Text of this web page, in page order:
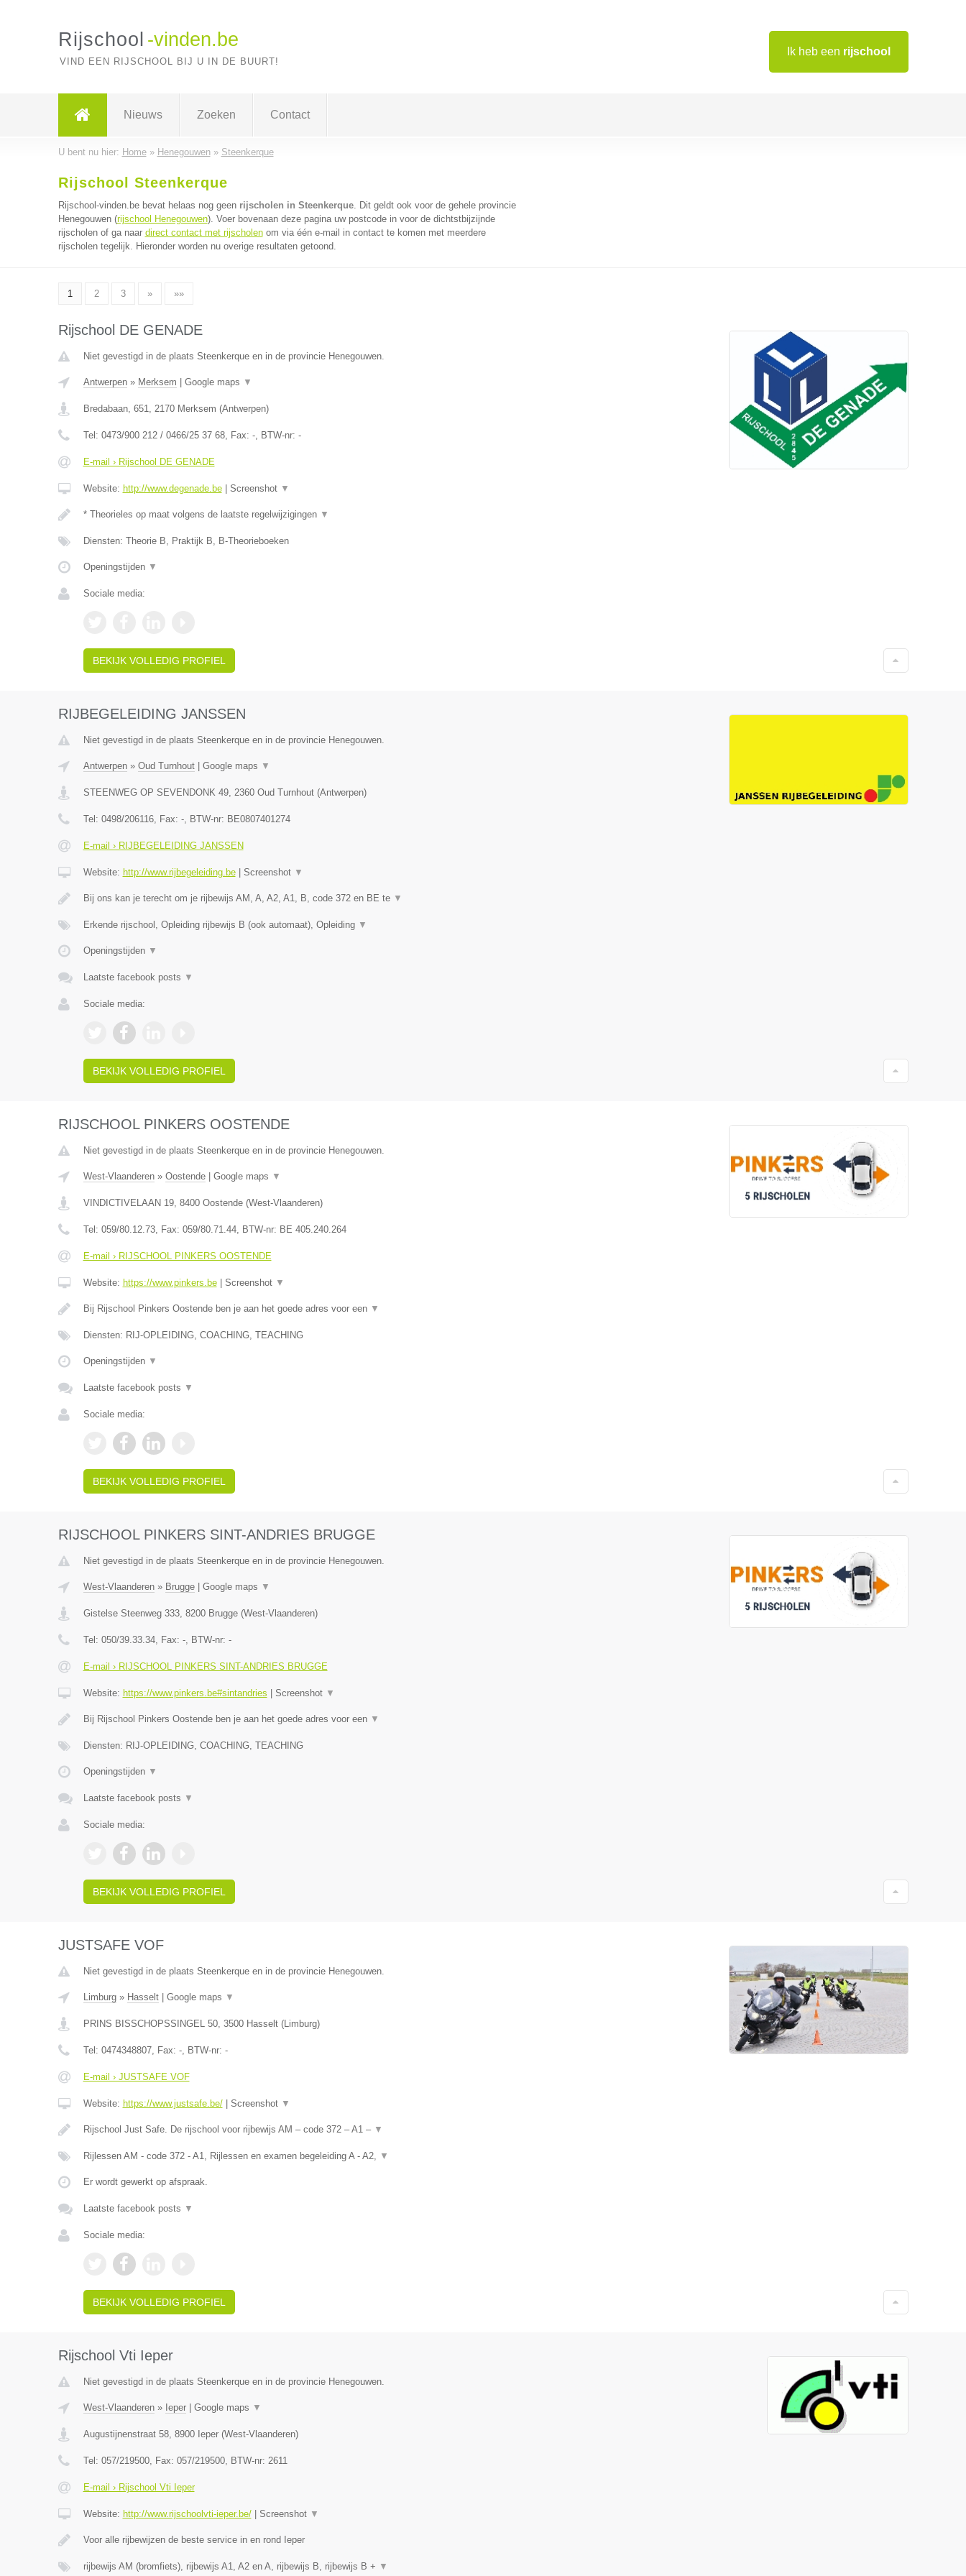
Ik heb een rijschool
Rijschool -vinden.be
VIND EEN RIJSCHOOL BIJ U IN DE BUURT!
Nieuws Zoeken Contact
U bent nu hier: Home» Henegouwen» Steenkerque
Rijschool Steenkerque
Rijschool-vinden.be bevat helaas nog geen rijscholen in Steenkerque. Dit geldt ook voor de gehele provincie
Henegouwen (rijschool Henegouwen). Voer bovenaan deze pagina uw postcode in voor de dichtstbijzijnde
rijscholen of ga naar direct contact met rijscholenom via één e-mail in contact te komen met meerdere
rijscholen tegelijk. Hieronder worden nu overige resultaten getoond.
1 2 3 » »»
Rijschool DE GENADE
Niet gevestigd in de plaats Steenkerque en in de provincie Henegouwen.
Antwerpen» Merksem Google maps ▼
Bredabaan, 651, 2170 Merksem (Antwerpen)
Tel: 0473/900 212 / 0466/25 37 68, Fax: -, BTW-nr: -
E-mail › Rijschool DE GENADE
Website: http://www.degenade.be| Screenshot ▼
* Theorieles op maat volgens de laatste regelwijzigingen ▼
Diensten: Theorie B, Praktijk B, B-Theorieboeken
Openingstijden ▼
Sociale media:
BEKIJK VOLLEDIG PROFIEL
RIJBEGELEIDING JANSSEN
Niet gevestigd in de plaats Steenkerque en in de provincie Henegouwen.
Antwerpen» Oud Turnhout| Google maps ▼
STEENWEG OP SEVENDONK 49, 2360 Oud Turnhout(Antwerpen)
Tel: 0498/206116, Fax: -, BTW-nr: BE0807401274
E-mail › RIJBEGELEIDING JANSSEN
Website: http://www.rijbegeleiding.be| Screenshot ▼
Bij ons kan je terecht om je rijbewijs AM, A, A2, A1, B, code 372 en BE te ▼
Erkende rijschool, Opleiding rijbewijs B (ook automaat), Opleiding ▼
Openingstijden ▼
Laatste facebook posts ▼
Sociale media:
BEKIJK VOLLEDIG PROFIEL
RIJSCHOOL PINKERS OOSTENDE
Niet gevestigd in de plaats Steenkerque en in de provincie Henegouwen.
West-Vlaanderen» Oostende| Google maps ▼
VINDICTIVELAAN 19, 8400 Oostende(West-Vlaanderen)
Tel: 059/80.12.73, Fax: 059/80.71.44, BTW-nr: BE 405.240.264
E-mail › RIJSCHOOL PINKERS OOSTENDE
Website: https://www.pinkers.be| Screenshot ▼
Bij Rijschool Pinkers Oostende ben je aan het goede adres voor een ▼
Diensten: RIJ-OPLEIDING, COACHING, TEACHING
Openingstijden ▼
Laatste facebook posts ▼
Sociale media:
BEKIJK VOLLEDIG PROFIEL
RIJSCHOOL PINKERS SINT-ANDRIES BRUGGE
Niet gevestigd in de plaats Steenkerque en in de provincie Henegouwen.
West-Vlaanderen» Brugge| Google maps ▼
Gistelse Steenweg 333, 8200 Brugge(West-Vlaanderen)
Tel: 050/39.33.34, Fax: -, BTW-nr: -
E-mail › RIJSCHOOL PINKERS SINT-ANDRIES BRUGGE
Website: https://www.pinkers.be#sintandries Screenshot ▼
Bij Rijschool Pinkers Oostende ben je aan het goede adres voor een ▼
Diensten: RIJ-OPLEIDING, COACHING, TEACHING
Openingstijden ▼
Laatste facebook posts ▼
Sociale media:
BEKIJK VOLLEDIG PROFIEL
JUSTSAFE VOF
Niet gevestigd in de plaats Steenkerque en in de provincie Henegouwen.
Limburg» Hasselt| Google maps ▼
PRINS BISSCHOPSSINGEL 50, 3500 Hasselt(Limburg)
Tel: 0474348807, Fax: -, BTW-nr: -
E-mail › JUSTSAFE VOF
Website: https://www.justsafe.be/| Screenshot ▼
Rijschool Just Safe. De rijschool voor rijbewijs AM – code 372 – A1 – ▼
Rijlessen AM - code 372 - A1, Rijlessen en examen begeleiding A - A2, ▼
Er wordt gewerkt op afspraak.
Laatste facebook posts ▼
Sociale media:
BEKIJK VOLLEDIG PROFIEL
Rijschool Vti Ieper
Niet gevestigd in de plaats Steenkerque en in de provincie Henegouwen.
West-Vlaanderen» Ieper| Google maps ▼
Augustijnenstraat 58, 8900 Ieper(West-Vlaanderen)
Tel: 057/219500, Fax: 057/219500, BTW-nr: 2611
E-mail › Rijschool Vti Ieper
Website: http://www.rijschoolvti-ieper.be/| Screenshot ▼
Voor alle rijbewijzen de beste service in en rond Ieper
rijbewijs AM (bromfiets), rijbewijs A1, A2 en A, rijbewijs B, rijbewijs B + ▼